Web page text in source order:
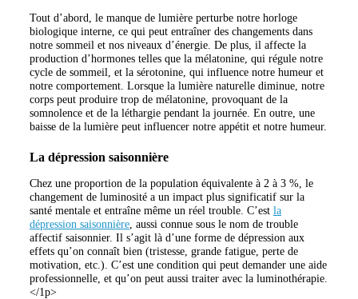
Tout d’abord, le manque de lumière perturbe notre horloge
biologique interne, ce qui peut entraîner des changements dans
notre sommeil et nos niveaux d’énergie. De plus, il affecte la
production d’hormones telles que la mélatonine, qui régule notre
cycle de sommeil, et la sérotonine, qui influence notre humeur et
notre comportement. Lorsque la lumière naturelle diminue, notre
corps peut produire trop de mélatonine, provoquant de la
somnolence et de la léthargie pendant la journée. En outre, une
baisse de la lumière peut influencer notre appétit et notre humeur.
La dépression saisonnière
Chez une proportion de la population équivalente à 2 à 3 %, le
changement de luminosité a un impact plus significatif sur la
santé mentale et entraîne même un réel trouble. C’est la
dépression saisonnière , aussi connue sous le nom de trouble
affectif saisonnier. Il s’agit là d’une forme de dépression aux
effets qu’on connaît bien (tristesse, grande fatigue, perte de
motivation, etc.). C’est une condition qui peut demander une aide
professionnelle, et qu’on peut aussi traiter avec la luminothérapie.
</1p>